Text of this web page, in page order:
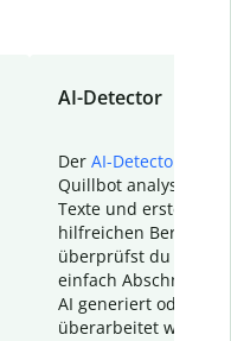
AI-Detector
Der AI-Detector
Quillbot analysiert
Texte und erstellt
hilfreichen Bericht.
überprüfst du
einfach Abschnitte,
AI generiert oder
überarbeitet wurden.